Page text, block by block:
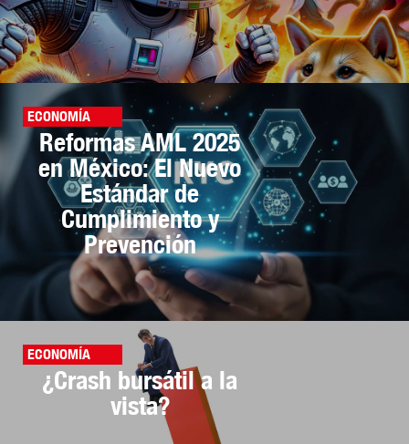
ECONOMÍA
Reformas AML 2025
en México: El Nuevo
Estándar de
Cumplimiento y
Prevención
ECONOMÍA
¿Crash bursátil a la
vista?